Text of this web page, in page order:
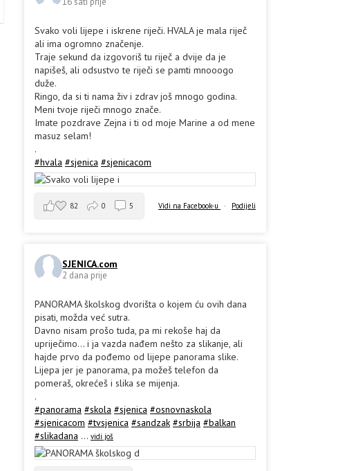
Svako voli lijepe i iskrene riječi. HVALA je mala riječ
ali ima ogromno značenje.
Traje sekund da izgovoriš tu riječ a dvije da je
napišeš, ali odsustvo te riječi se pamti mnooogo
duže.
Ringo, da si ti nama živ i zdrav još mnogo godina.
Meni tvoje riječi mnogo znače.
Imate pozdrave Zejna i ti od moje Marine a od mene
masuz selam!
.
#hvala #sjenica #sjenicacom
Vidi na Facebook-u · Podijeli
82 0 5
SJENICA.com
2 dana prije
PANORAMA školskog dvorišta o kojem ću ovih dana
pisati, možda već sutra.
Davno nisam prošo tuda, pa mi rekoše haj da
upriječimo... i ja vazda nađem nešto za slikanje, ali
hajde prvo da pođemo od lijepe panorama slike.
Lijepa jer je panorama, pa možeš telefon da
pomeraš, okrećeš i slika se mijenja.
.
#panorama #skola #sjenica #osnovnaskola
#sjenicacom #tvsjenica #sandzak #srbija #balkan
#slikadana ... vidi još